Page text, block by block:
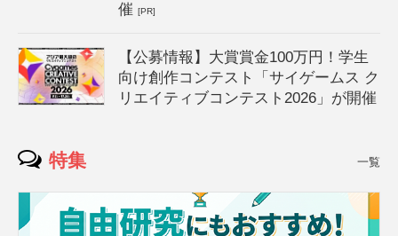
催[PR]
【公募情報】大賞賞金100万円！学生
向け創作コンテスト「サイゲームス ク
リエイティブコンテスト2026」が開催
特集 一覧